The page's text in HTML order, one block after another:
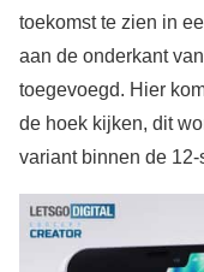
toekomst te zien in
aan de onderkant
toegevoegd. Hier
de hoek kijken, dit
variant binnen de 12-